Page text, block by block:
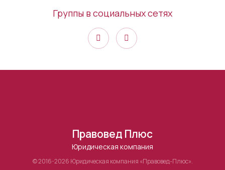
Группы в социальных сетях
Правовед Плюс
Юридическая компания
© 2016-2026 Юридическая компания «Правовед-Плюс».